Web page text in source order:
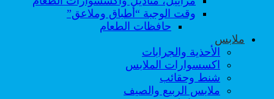
وقت الوجبة “أطباق وملاعق”
حافظات الطعام
ملابس
الأحذية والجرابات
اكسسوارات الملابس
شنط وحقائب
ملابس الربيع والصيف